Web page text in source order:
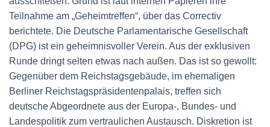
Teilnahme am „Geheimtreffen“, über das Correctiv
berichtete. Die Deutsche Parlamentarische Gesellschaft
(DPG) ist ein geheimnisvoller Verein. Aus der exklusiven
Runde dringt selten etwas nach außen. Das ist so gewollt:
Gegenüber dem Reichstagsgebäude, im ehemaligen
Berliner Reichstagspräsidentenpalais, treffen sich
deutsche Abgeordnete aus der Europa-, Bundes- und
Landespolitik zum vertraulichen Austausch. Diskretion ist